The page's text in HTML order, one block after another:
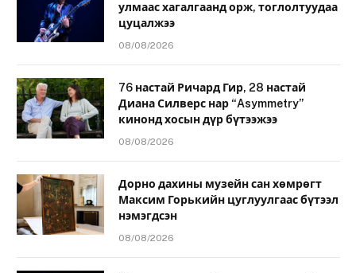
улмаас хагалгаанд орж, тоглолтуудаа
цуцалжээ
08/08/2026
76 настай Ричард Гир, 28 настай
Диана Силверс нар “Asymmetry”
кинонд хосын дүр бүтээжээ
08/08/2026
Дорно дахины музейн сан хөмрөгт
Максим Горькийн цуглуулгаас бүтээл
нэмэгдсэн
08/08/2026